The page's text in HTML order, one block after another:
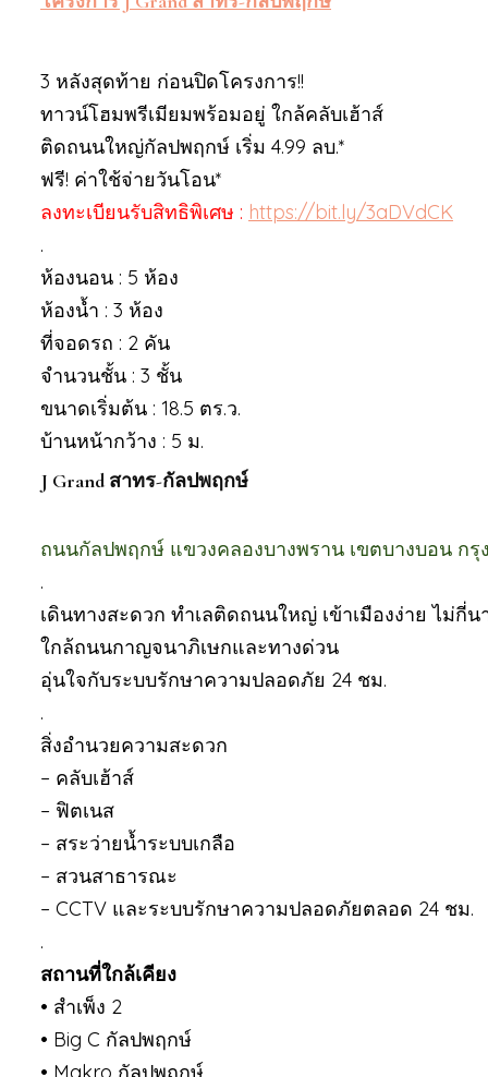
3 หลังสุดท้าย ก่อนปิดโครงการ!!
ทาวน์โฮมพรีเมียมพร้อมอยู่ ใกล้คลับเฮ้าส์
ติดถนนใหญ่กัลปพฤกษ์ เริ่ม 4.99 ลบ.*
ฟรี! ค่าใช้จ่ายวันโอน*
ลงทะเบียนรับสิทธิพิเศษ : https://bit.ly/3aDVdCK
.
ห้องนอน : 5 ห้อง
ห้องน้ำ : 3 ห้อง
ที่จอดรถ : 2 คัน
จำนวนชั้น : 3 ชั้น
ขนาดเริ่มต้น : 18.5 ตร.ว.
บ้านหน้ากว้าง : 5 ม.
J Grand สาทร-กัลปพฤกษ์
ถนนกัลปพฤกษ์ แขวงคลองบางพราน เขตบางบอน กรุ
.
เดินทางสะดวก ทำเลติดถนนใหญ่ เข้าเมืองง่าย ไม่กี่
ใกล้ถนนกาญจนาภิเษกและทางด่วน
อุ่นใจกับระบบรักษาความปลอดภัย 24 ชม.
.
สิ่งอำนวยความสะดวก
– คลับเฮ้าส์
– ฟิตเนส
– สระว่ายน้ำระบบเกลือ
– สวนสาธารณะ
– CCTV และระบบรักษาความปลอดภัยตลอด 24 ชม.
.
สถานที่ใกล้เคียง
• สำเพ็ง 2
• Big C กัลปพฤกษ์